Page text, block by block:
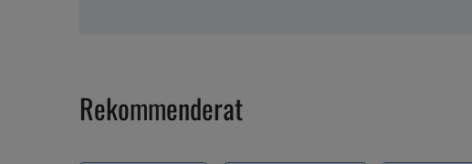
Rekommenderat